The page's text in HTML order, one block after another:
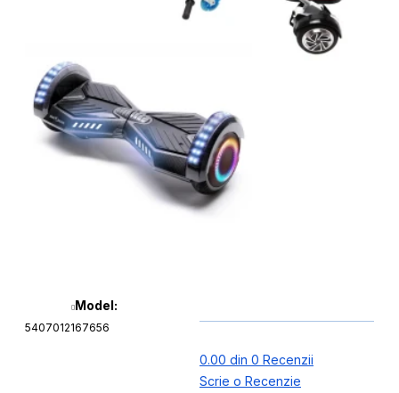
Model:
5407012167656
0.00 din 0 Recenzii
Scrie o Recenzie